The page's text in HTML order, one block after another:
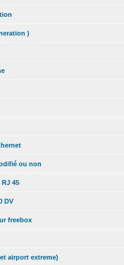
)
ou non
45
DV
freebox
airport extreme)